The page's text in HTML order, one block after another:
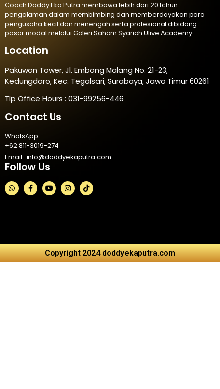
Coach Doddy Eka Putra membawa lebih dari 20 tahun
pengalaman dalam membimbing dan memberdayakan para
pengusaha kecil dan menengah serta profesional dibidang
pasar modal melalui Galeri Saham Syariah Ulive Academy.
Location
Pakuwon Tower, Jl. Embong Malang No. 21-23,
Kedungdoro, Kec. Tegalsari, Surabaya, Jawa Timur 60261
Tlp Office Hours : 031-99256-446
Contact Us
WhatsApp :
+62 811-3019-274
Email : info@doddyekaputra.com
Follow Us
Copyright 2024 doddyekaputra.com